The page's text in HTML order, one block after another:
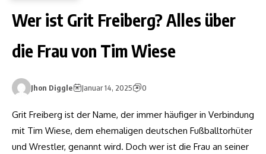
Wer ist Grit Freiberg? Alles über
die Frau von Tim Wiese
Jhon Diggle Januar 14, 2025 0
Grit Freiberg ist der Name, der immer häufiger in Verbindung
mit Tim Wiese, dem ehemaligen deutschen Fußballtorhüter
und Wrestler, genannt wird. Doch wer ist die Frau an seiner